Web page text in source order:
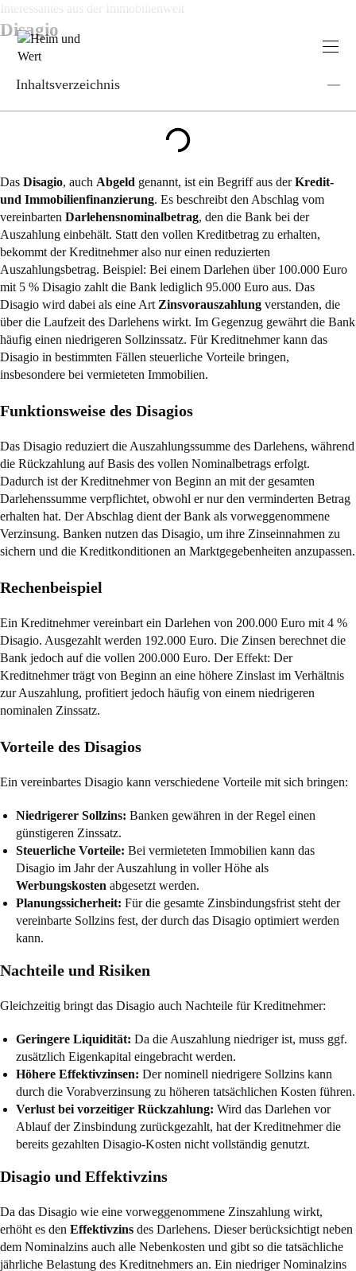
Zum
Inhalt
springen
Interessantes aus der Immobilienwelt
Disagio
Inhaltsverzeichnis
Das Disagio, auch Abgeld genannt, ist ein Begriff aus derKredit-
und Immobilienfinanzierung. Es beschreibt den Abschlag vom
vereinbarten Darlehensnominalbetrag, den die Bank bei der
Auszahlung einbehält. Statt den vollen Kreditbetrag zu erhalten,
bekommt der Kreditnehmer also nur einen reduzierten
Auszahlungsbetrag. Beispiel: Bei einem Darlehen über 100.000 Euro
mit 5 % Disagio zahlt die Bank lediglich 95.000 Euro aus. Das
Disagio wird dabei als eine Art Zinsvorauszahlung verstanden, die
über die Laufzeit des Darlehens wirkt. Im Gegenzug gewährt die Bank
häufig einen niedrigeren Sollzinssatz. Für Kreditnehmer kann das
Disagio in bestimmten Fällen steuerliche Vorteile bringen,
insbesondere bei vermieteten Immobilien.
Funktionsweise des Disagios
Das Disagio reduziert die Auszahlungssumme des Darlehens, während
die Rückzahlung auf Basis des vollen Nominalbetrags erfolgt.
Dadurch ist der Kreditnehmer von Beginn an mit der gesamten
Darlehenssumme verpflichtet, obwohl er nur den verminderten Betrag
erhalten hat. Der Abschlag dient der Bank als vorweggenommene
Verzinsung. Banken nutzen das Disagio, um ihre Zinseinnahmen zu
sichern und die Kreditkonditionen an Marktgegebenheiten anzupassen.
Rechenbeispiel
Ein Kreditnehmer vereinbart ein Darlehen von 200.000 Euro mit 4 %
Disagio. Ausgezahlt werden 192.000 Euro. Die Zinsen berechnet die
Bank jedoch auf die vollen 200.000 Euro. Der Effekt: Der
Kreditnehmer trägt von Beginn an eine höhere Zinslast im Verhältnis
zur Auszahlung, profitiert jedoch häufig von einem niedrigeren
nominalen Zinssatz.
Vorteile des Disagios
Ein vereinbartes Disagio kann verschiedene Vorteile mit sich bringen:
Niedrigerer Sollzins: Banken gewähren in der Regel einen
günstigeren Zinssatz.
Steuerliche Vorteile: Bei vermieteten Immobilien kann das
Disagio im Jahr der Auszahlung in voller Höhe als
Werbungskosten abgesetzt werden.
Planungssicherheit: Für die gesamte Zinsbindungsfrist steht der
vereinbarte Sollzins fest, der durch das Disagio optimiert werden
kann.
Nachteile und Risiken
Gleichzeitig bringt das Disagio auch Nachteile für Kreditnehmer:
Geringere Liquidität: Da die Auszahlung niedriger ist, muss ggf.
zusätzlich Eigenkapital eingebracht werden.
Höhere Effektivzinsen: Der nominell niedrigere Sollzins kann
durch die Vorabverzinsung zu höheren tatsächlichen Kosten führen.
Verlust bei vorzeitiger Rückzahlung: Wird das Darlehen vor
Ablauf der Zinsbindung zurückgezahlt, hat der Kreditnehmer die
bereits gezahlten Disagio-Kosten nicht vollständig genutzt.
Disagio und Effektivzins
Da das Disagio wie eine vorweggenommene Zinszahlung wirkt,
erhöht es den Effektivzins des Darlehens. Dieser berücksichtigt neben
dem Nominalzins auch alle Nebenkosten und gibt so die tatsächliche
jährliche Belastung des Kreditnehmers an. Ein niedriger Nominalzins